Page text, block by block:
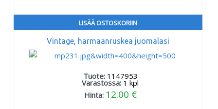
LISÄÄ OSTOSKORIIN
Vintage, harmaanruskea juomalasi
Tuote: 1147953
Varastossa: 1 kpl
Hinta: 12.00 €